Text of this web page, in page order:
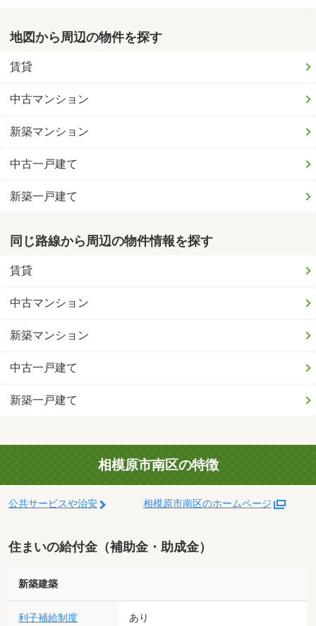
地図から周辺の物件を探す
賃貸
中古マンション
新築マンション
中古一戸建て
新築一戸建て
同じ路線から周辺の物件情報を探す
賃貸
中古マンション
新築マンション
中古一戸建て
新築一戸建て
相模原市南区の特徴
公共サービスや治安 相模原市南区のホームページ
住まいの給付金（補助金・助成金）
新築建築
利子補給制度 あり